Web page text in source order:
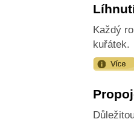
Každý
kuřátek.